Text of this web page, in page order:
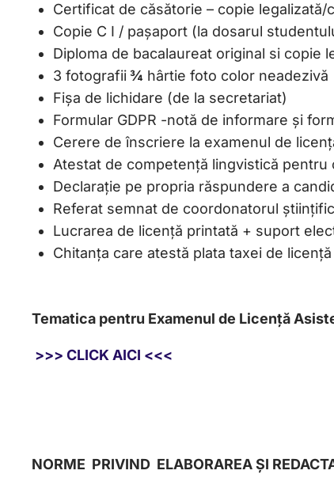
Certificat de căsătorie – copie
Copie C I / pașaport (la dosarul
Diploma de bacalaureat original si copie
3 fotografii¾ hârtie foto color neadezivă
Fişa de lichidare (de la secretariat)
Formular GDPR -notă de informare și
Cerere de înscriere la examenul de
Atestat de competență lingvistică
Declarație pe propria răspundere a
Referat semnat de coordonatorul
Lucrarea de licență printată + suport
Chitanţa care atestă plata taxei de
Tematica pentru Examenul de Licenţă A
>>> CLICK AICI <<<
NORME PRIVIND ELABORAREA ȘI